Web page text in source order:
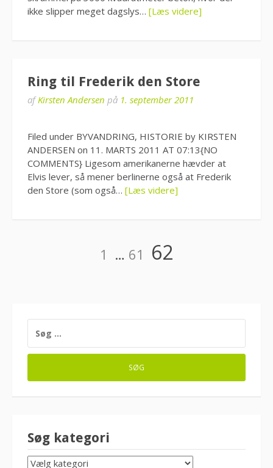
ikke slipper meget dagslys… [Læs videre]
Ring til Frederik den Store
afKirsten Andersen på 1. september 2011
Filed under BYVANDRING, HISTORIE by KIRSTEN
ANDERSEN on 11. MARTS 2011 AT 07:13{NO
COMMENTS} Ligesom amerikanerne hævder at
Elvis lever, så mener berlinerne også at Frederik
den Store (som også… [Læs videre]
Indlægsinddeling
Side
1 … Side
61 Side
62
EFTER:
Søg kategori
SØG